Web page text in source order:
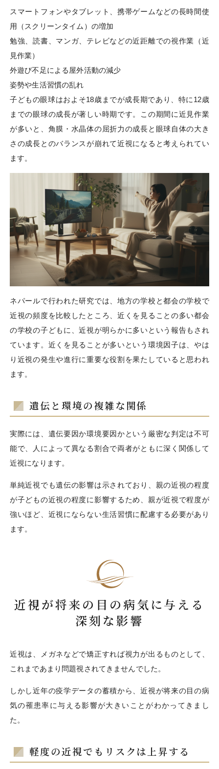
スマートフォンやタブレット、携帯ゲームなどの長時間使
用（スクリーンタイム）の増加
勉強、読書、マンガ、テレビなどの近距離での視作業（近
見作業）
外遊び不足による屋外活動の減少
姿勢や生活習慣の乱れ
子どもの眼球はおよそ18歳までが成長期であり、特に12歳
までの眼球の成長が著しい時期です。この期間に近見作業
が多いと、角膜・水晶体の屈折力の成長と眼球自体の大き
さの成長とのバランスが崩れて近視になると考えられてい
ます。
ネパールで行われた研究では、地方の学校と都会の学校で
近視の頻度を比較したところ、近くを見ることの多い都会
の学校の子どもに、近視が明らかに多いという報告もされ
ています。近くを見ることが多いという環境因子は、やは
り近視の発生や進行に重要な役割を果たしていると思われ
ます。
遺伝と環境の複雑な関係
実際には、遺伝要因か環境要因かという厳密な判定は不可
能で、人によって異なる割合で両者がともに深く関係して
近視になります。
単純近視でも遺伝の影響は示されており、 親の近視の程度
が子どもの近視の程度に影響するため、親が近視で程度が
強いほど、近視にならない生活習慣に配慮する必要があり
ます。
近視が将来の目の病気に与える
深刻な影響
近視は、メガネなどで矯正すれば視力が出るものとして、
これまであまり問題視されてきませんでした。
しかし近年の疫学データの蓄積から、近視が将来の目の病
気の罹患率に与える影響が大きいことがわかってきまし
た。
軽度の近視でもリスクは上昇する